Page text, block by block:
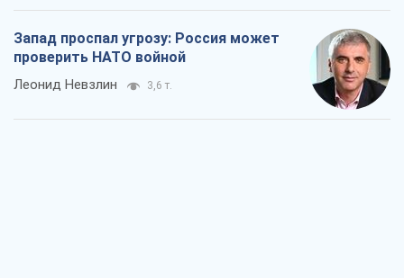
Запад проспал угрозу: Россия может
проверить НАТО войной
Леонид Невзлин 3,6 т.